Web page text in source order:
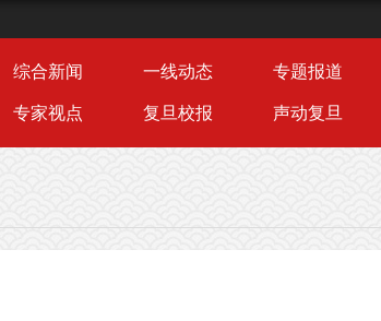
综合新闻 一线动态 专题报道
专家视点 复旦校报 声动复旦